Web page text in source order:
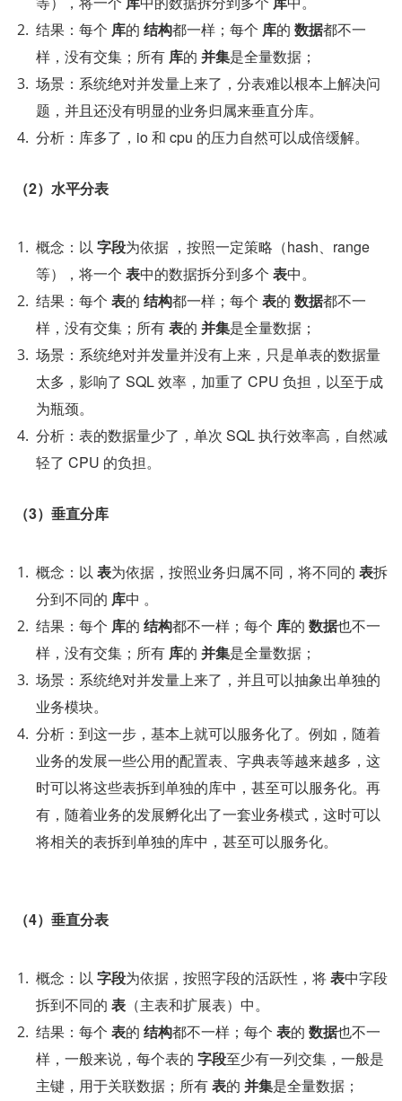
结果：每个 库的 结构都一样；每个 库的 数据都不一
样，没有交集；所有 库的 并集是全量数据；
场景：系统绝对并发量上来了，分表难以根本上解决问
题，并且还没有明显的业务归属来垂直分库。
分析：库多了，io 和 cpu 的压力自然可以成倍缓解。
（2）水平分表
概念：以 字段为依据 ，按照一定策略（hash、range
等），将一个 表中的数据拆分到多个 表中。
结果：每个 表的 结构都一样；每个 表的 数据都不一
样，没有交集；所有 表的 并集是全量数据；
场景：系统绝对并发量并没有上来，只是单表的数据量
太多，影响了 SQL 效率，加重了 CPU 负担，以至于成
为瓶颈。
分析：表的数据量少了，单次 SQL 执行效率高，自然减
轻了 CPU 的负担。
（3）垂直分库
概念：以 表为依据，按照业务归属不同，将不同的 表拆
分到不同的 库中 。
结果：每个 库的 结构都不一样；每个 库的 数据也不一
样，没有交集；所有 库的 并集是全量数据；
场景：系统绝对并发量上来了，并且可以抽象出单独的
业务模块。
分析：到这一步，基本上就可以服务化了。例如，随着
业务的发展一些公用的配置表、字典表等越来越多，这
时可以将这些表拆到单独的库中，甚至可以服务化。再
有，随着业务的发展孵化出了一套业务模式，这时可以
将相关的表拆到单独的库中，甚至可以服务化。
（4）垂直分表
概念：以 字段为依据，按照字段的活跃性，将 表中字段
拆到不同的 表 （主表和扩展表）中。
结果：每个 表的 结构都不一样；每个 表的 数据也不一
样，一般来说，每个表的 字段至少有一列交集，一般是
主键，用于关联数据；所有 表的 并集是全量数据；